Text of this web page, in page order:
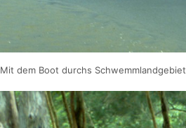
Mit dem Boot durchs Schwemmlandgebiet